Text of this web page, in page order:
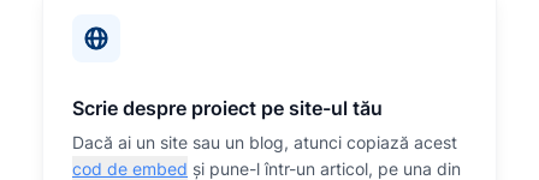
Scrie despre proiect pe site-ul tău
Dacă ai un site sau un blog, atunci copiază acest
cod de embed și pune-l într-un articol, pe una din